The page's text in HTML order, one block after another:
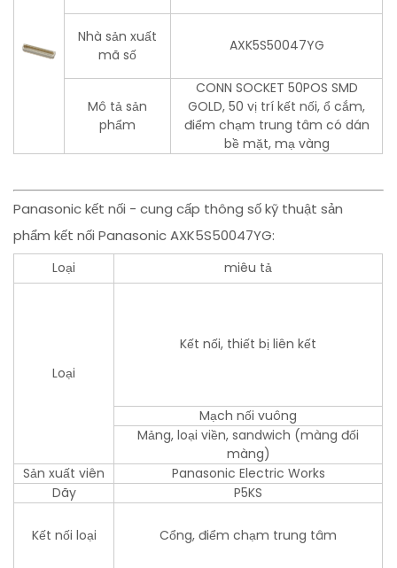
Nhà sản xuất
mã số
AXK5S50047YG
Mô tả sản
phẩm
CONN SOCKET 50POS SMD
GOLD, 50 vị trí kết nối, ổ cắm,
điểm chạm trung tâm có dán
bề mặt, mạ vàng
Panasonic kết nối - cung cấp thông số kỹ thuật sản
phẩm kết nối Panasonic AXK5S50047YG:
Loại miêu tả
Loại
Kết nối, thiết bị liên kết
Mạch nối vuông
Mảng, loại viền, sandwich (màng đối
màng)
Sản xuất viên
Panasonic Electric Works
Dãy
P5KS
Kết nối loại Cổng, điểm chạm trung tâm